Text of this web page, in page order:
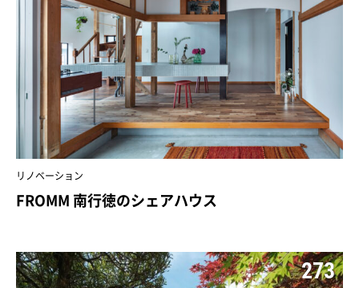
リノベーション
FROMM 南行徳のシェアハウス
273